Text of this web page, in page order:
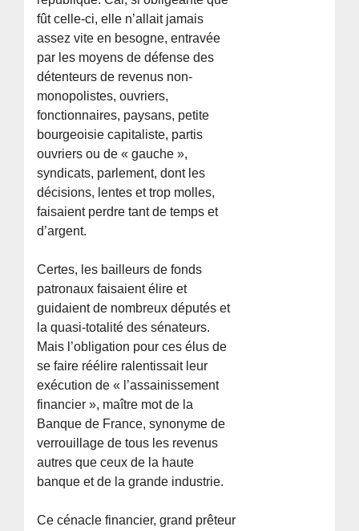
fût celle-ci, elle n’allait jamais
assez vite en besogne, entravée
par les moyens de défense des
détenteurs de revenus non-
monopolistes, ouvriers,
fonctionnaires, paysans, petite
bourgeoisie capitaliste, partis
ouvriers ou de « gauche »,
syndicats, parlement, dont les
décisions, lentes et trop molles,
faisaient perdre tant de temps et
d’argent.
Certes, les bailleurs de fonds
patronaux faisaient élire et
guidaient de nombreux députés et
la quasi-totalité des sénateurs.
Mais l’obligation pour ces élus de
se faire réélire ralentissait leur
exécution de « l’assainissement
financier », maître mot de la
Banque de France, synonyme de
verrouillage de tous les revenus
autres que ceux de la haute
banque et de la grande industrie.
Ce cénacle financier, grand prêteur